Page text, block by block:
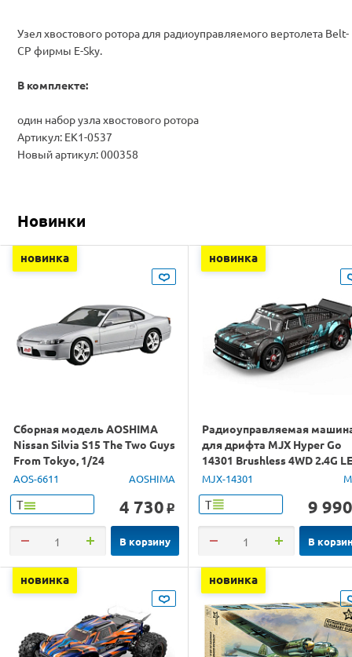
Узел хвостового ротора для радиоуправляемого вертолета Belt-
CP фирмы E-Sky.
В комплекте:
один набор узла хвостового ротора
Артикул: EK1-0537
Новый артикул: 000358
Новинки
новинка
Сборная модель AOSHIMA
Nissan Silvia S15 The Two Guys
From Tokyo, 1/24
AOS-6611 AOSHIMA
Т 4 730 o
В корзину
новинка
Радиоуправляемая
для дрифта MJX Hyper Go
14301 Brushless 4WD 2.4G
1/14 RTR
MJX-14301
Т 9 990
В
новинка новинка